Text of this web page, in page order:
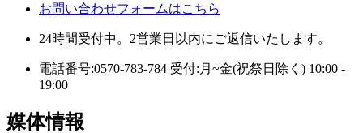
お問い合わせフォームはこちら
24時間受付中。2営業日以内にご返信いたします。
電話番号:0570-783-784 受付:月~金(祝祭日除く) 10:00 -
19:00
媒体情報